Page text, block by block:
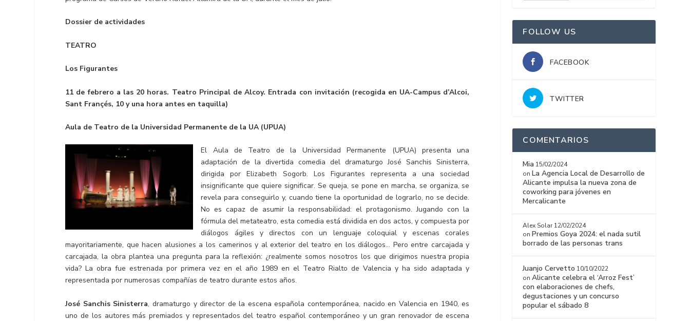
Dossier de actividades
TEATRO
Los Figurantes
11 de febrero a las 20 horas. Teatro Principal de Alcoy. Entrada con invitación (recogida en UA-Campus d’Alcoi,
Sant Françés, 10 y una hora antes en taquilla)
Aula de Teatro de la Universidad Permanente de la UA (UPUA)
El Aula de Teatro de la Universidad Permanente (UPUA) presenta una
adaptación de la divertida comedia del dramaturgo José Sanchis Sinisterra,
dirigida por Elizabeth Sogorb. Los Figurantes representa a una sociedad
insignificante que quiere significar. Se queja, se pone en marcha, se organiza, se
revela para conseguirlo y, cuando tiene la oportunidad de lograrlo, no se decide.
No es capaz de asumir la responsabilidad: el protagonismo. Jugando con la
fórmula del metateatro, esta comedia está dividida en dos actos, y compuesta por
diálogos ágiles y directos con un lenguaje coloquial y escenas corales
mayoritariamente, que hacen alusiones a los camerinos y al exterior del teatro en los diálogos… Pero entre carcajada y
carcajada, la obra plantea una pregunta para la reflexión: ¿realmente somos nosotros los que dirigimos nuestra propia
vida? La obra fue estrenada por primera vez en el año 1989 en el Teatro Rialto de Valencia y ha sido adaptada y
representada por numerosas compañías de teatro durante estos años.
José Sanchis Sinisterra, dramaturgo y director de la escena española contemporánea, nacido en Valencia en 1940, es
uno de los autores más premiados y representados del teatro español contemporáneo y un gran renovador de escena
FOLLOW US
FACEBOOK
TWITTER
COMENTARIOS
Mia 15/02/2024
on La Agencia Local de Desarrollo de
Alicante impulsa la nueva zona de
coworking para jóvenes en
Mercalicante
Alex Solar 12/02/2024
on Premios Goya 2024: el nada sutil
borrado de las personas trans
Juanjo Cervetto 10/10/2022
onAlicante celebra el ‘Arroz Fest’
con elaboraciones de chefs,
degustaciones y un concurso
popular el sábado 8